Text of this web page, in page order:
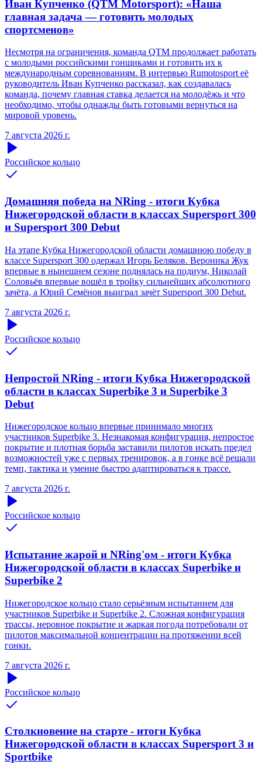
Иван Купченко (QTM Motorsport): «Наша
главная задача — готовить молодых
спортсменов»
Несмотря на ограничения, команда QTM продолжает работать
с молодыми российскими гонщиками и готовить их к
международным соревнованиям. В интервью Rumotosport её
руководитель Иван Купченко рассказал, как создавалась
команда, почему главная ставка делается на молодёжь и что
необходимо, чтобы однажды быть готовыми вернуться на
мировой уровень.
7 августа 2026 г.
Российское кольцо
Домашняя победа на NRing - итоги Кубка
Нижегородской области в классах Supersport 300
и Supersport 300 Debut
На этапе Кубка Нижегородской области домашнюю победу в
классе Supersport 300 одержал Игорь Беляков. Вероника Жук
впервые в нынешнем сезоне поднялась на подиум, Николай
Соловьёв впервые вошёл в тройку сильнейших абсолютного
зачёта, а Юрий Семёнов выиграл зачёт Supersport 300 Debut.
7 августа 2026 г.
Российское кольцо
Непростой NRing - итоги Кубка Нижегородской
области в классах Superbike 3 и Superbike 3
Debut
Нижегородское кольцо впервые принимало многих
участников Superbike 3. Незнакомая конфигурация, непростое
покрытие и плотная борьба заставили пилотов искать предел
возможностей уже с первых тренировок, а в гонке всё решали
темп, тактика и умение быстро адаптироваться к трассе.
7 августа 2026 г.
Российское кольцо
Испытание жарой и NRing'ом - итоги Кубка
Нижегородской области в классах Superbike и
Superbike 2
Нижегородское кольцо стало серьёзным испытанием для
участников Superbike и Superbike 2. Сложная конфигурация
трассы, неровное покрытие и жаркая погода потребовали от
пилотов максимальной концентрации на протяжении всей
гонки.
7 августа 2026 г.
Российское кольцо
Столкновение на старте - итоги Кубка
Нижегородской области в классах Supersport 3 и
Sportbike